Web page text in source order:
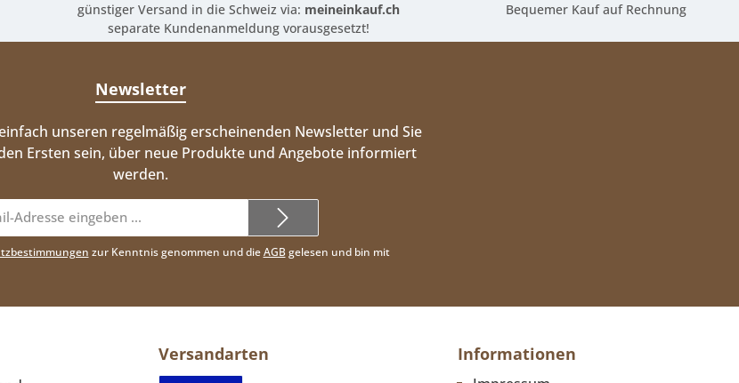
günstiger Versand in die Schweiz via: meineinkauf.ch
separate Kundenanmeldung vorausgesetzt!
Bequemer Kauf auf Rechnung
Newsletter
unseren regelmäßig erscheinenden Newsletter und Sie
Ersten sein, über neue Produkte und Angebote informiert
werden.
Mail-
Adresse*
zur Kenntnis genommen und dieAGBgelesen und bin mit
Versandarten Informationen